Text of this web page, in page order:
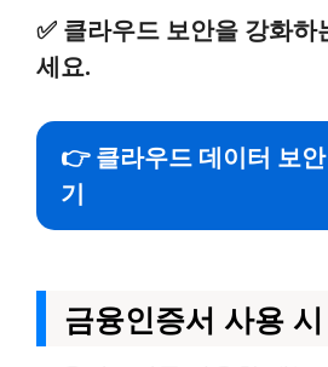
✅ 클라우드 보안을 강화하
세요.
👉 클라우드 데이터 보
기
금융인증서 사용